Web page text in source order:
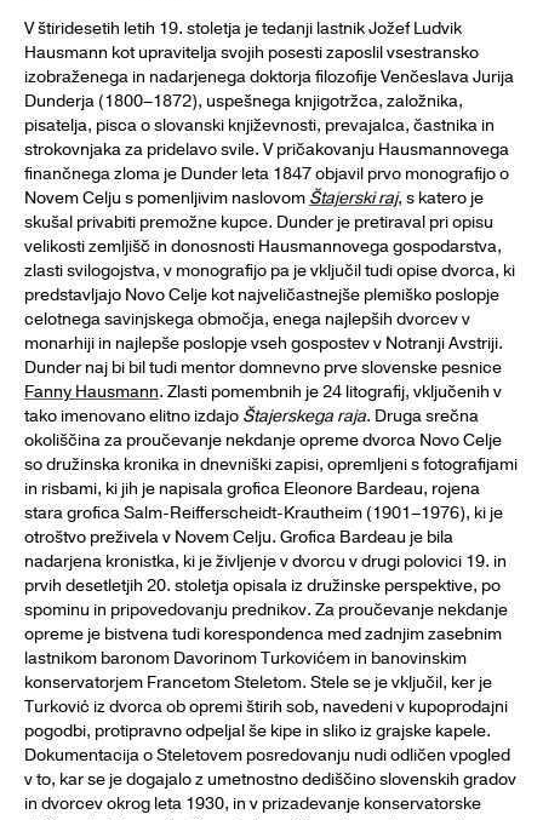
V štiridesetih letih 19. stoletja je tedanji lastnik Jožef Ludvik
Hausmann kot upravitelja svojih posesti zaposlil vsestransko
izobraženega in nadarjenega doktorja filozofije Venčeslava Jurija
Dunderja (1800–1872), uspešnega knjigotržca, založnika,
pisatelja, pisca o slovanski književnosti, prevajalca, častnika in
strokovnjaka za pridelavo svile. V pričakovanju Hausmannovega
finančnega zloma je Dunder leta 1847 objavil prvo monografijo o
Novem Celju s pomenljivim naslovom Štajerski raj, s katero je
skušal privabiti premožne kupce. Dunder je pretiraval pri opisu
velikosti zemljišč in donosnosti Hausmannovega gospodarstva,
zlasti svilogojstva, v monografijo pa je vključil tudi opise dvorca, ki
predstavljajo Novo Celje kot najveličastnejše plemiško poslopje
celotnega savinjskega območja, enega najlepših dvorcev v
monarhiji in najlepše poslopje vseh gospostev v Notranji Avstriji.
Dunder naj bi bil tudi mentor domnevno prve slovenske pesnice
Fanny Hausmann. Zlasti pomembnih je 24 litografij, vključenih v
tako imenovano elitno izdajo Štajerskega raja. Druga srečna
okoliščina za proučevanje nekdanje opreme dvorca Novo Celje
so družinska kronika in dnevniški zapisi, opremljeni s fotografijami
in risbami, ki jih je napisala grofica Eleonore Bardeau, rojena
stara grofica Salm-Reifferscheidt-Krautheim (1901–1976), ki je
otroštvo preživela v Novem Celju. Grofica Bardeau je bila
nadarjena kronistka, ki je življenje v dvorcu v drugi polovici 19. in
prvih desetletjih 20. stoletja opisala iz družinske perspektive, po
spominu in pripovedovanju prednikov. Za proučevanje nekdanje
opreme je bistvena tudi korespondenca med zadnjim zasebnim
lastnikom baronom Davorinom Turkovićem in banovinskim
konservatorjem Francetom Steletom. Stele se je vključil, ker je
Turković iz dvorca ob opremi štirih sob, navedeni v kupoprodajni
pogodbi, protipravno odpeljal še kipe in sliko iz grajske kapele.
Dokumentacija o Steletovem posredovanju nudi odličen vpogled
v to, kar se je dogajalo z umetnostno dediščino slovenskih gradov
in dvorcev okrog leta 1930, in v prizadevanje konservatorske